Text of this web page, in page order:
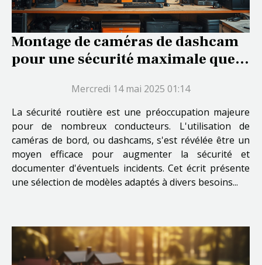
Montage de caméras de dashcam
pour une sécurité maximale quels
Mercredi 14 mai 2025 01:14
La sécurité routière est une préoccupation majeure
pour de nombreux conducteurs. L'utilisation de
caméras de bord, ou dashcams, s'est révélée être un
moyen efficace pour augmenter la sécurité et
documenter d'éventuels incidents. Cet écrit présente
une sélection de modèles adaptés à divers besoins...